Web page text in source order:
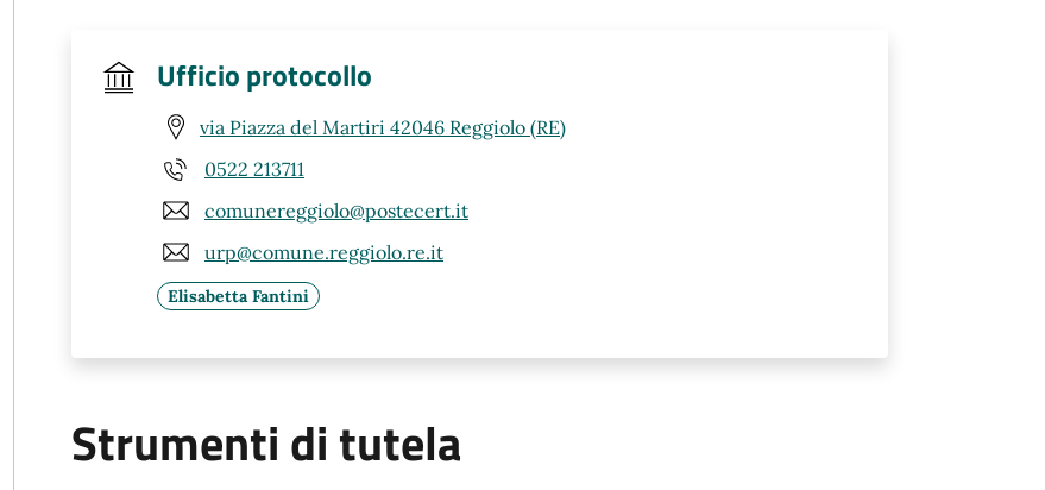
Ufficio protocollo
via Piazza del Martiri 42046 Reggiolo (RE)
0522 213711
comunereggiolo@postecert.it
urp@comune.reggiolo.re.it
Elisabetta Fantini
Strumenti di tutela